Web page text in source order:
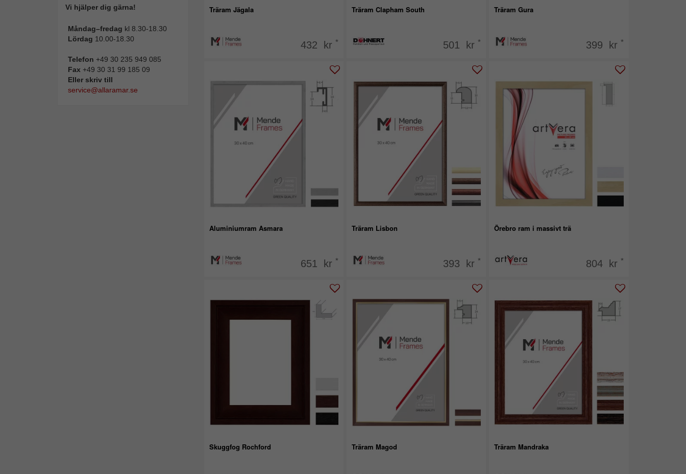
Vi hjälper dig gärna!
Måndag–fredag kl 8.30-18.30
Lördag 10.00-18.30
Telefon +49 30 235 949 085
Fax +49 30 31 99 185 09
Eller skriv till
service@allaramar.se
Träram Jägala
432 kr *
Träram Clapham South
501 kr *
Träram Gura
399 kr *
Aluminiumram Asmara
651 kr *
Träram Lisbon
393 kr *
Örebro ram i massivt trä
804 kr *
Skuggfog Rochford Träram Magod Träram Mandraka